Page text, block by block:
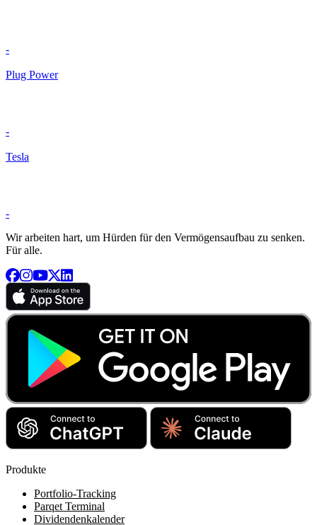
-
Plug Power
-
Tesla
-
Wir arbeiten hart, um Hürden für den Vermögensaufbau zu senken.
Für alle.
Produkte
Portfolio-Tracking
Parqet Terminal
Dividendenkalender